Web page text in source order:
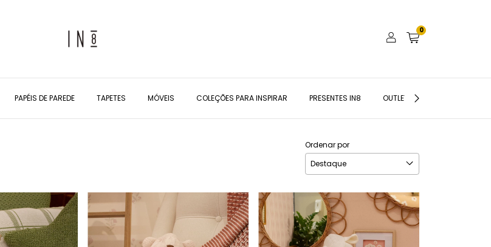
0
PAPÉIS DE PAREDE TAPETES MÓVEIS COLEÇÕES PARA INSPIRAR PRESENTES IN8 OUTLET
Ordenar por